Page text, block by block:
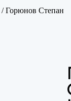
/ Горюнов Степан